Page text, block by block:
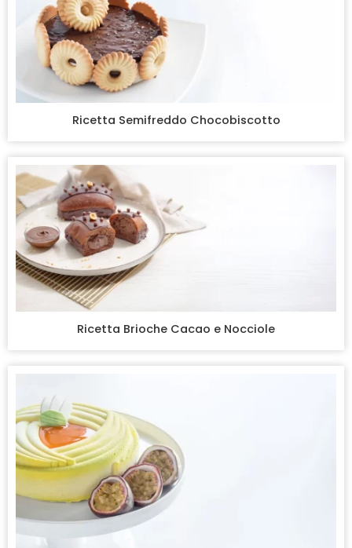
Ricetta Semifreddo Chocobiscotto
Ricetta Brioche Cacao e Nocciole